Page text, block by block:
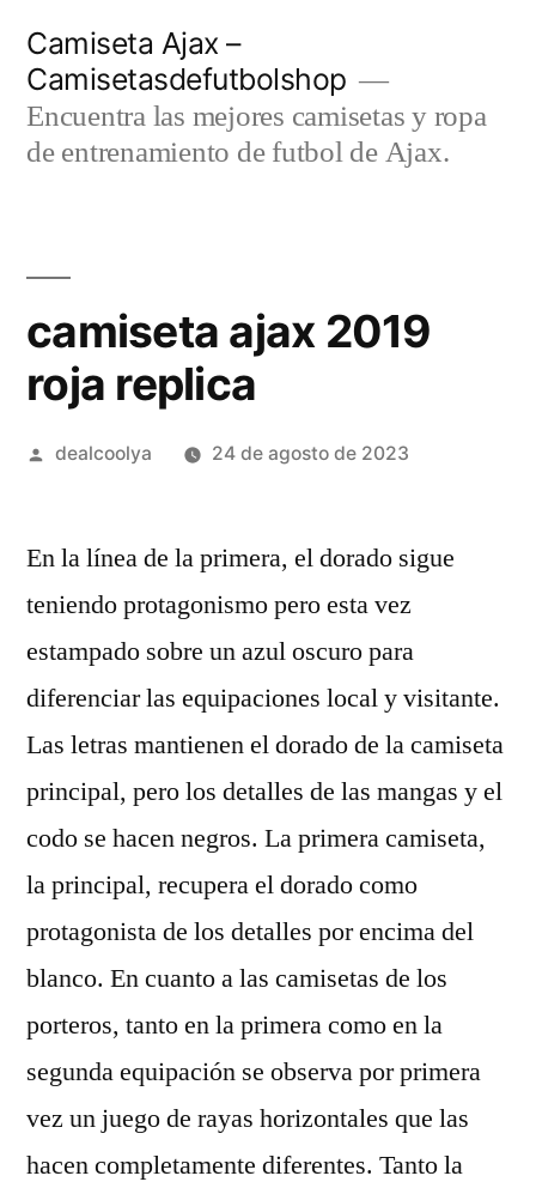
contenido
Camiseta Ajax –
Camisetasdefutbolshop
Encuentra las mejores camisetas y ropa
de entrenamiento de futbol de Ajax.
camiseta ajax 2019
roja replica
Publicado
dealcoolya 24 de agosto de 2023
En la línea de la primera, el dorado sigue
teniendo protagonismo pero esta vez
estampado sobre un azul oscuro para
diferenciar las equipaciones local y visitante.
Las letras mantienen el dorado de la camiseta
principal, pero los detalles de las mangas y el
codo se hacen negros. La primera camiseta,
la principal, recupera el dorado como
protagonista de los detalles por encima del
blanco. En cuanto a las camisetas de los
porteros, tanto en la primera como en la
segunda equipación se observa por primera
vez un juego de rayas horizontales que las
hacen completamente diferentes. Tanto la